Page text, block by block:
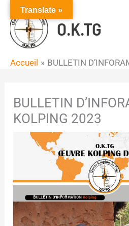
contenu
O.K.TG
Accueil BULLETIN
BULLETIN
KOLPING 2023
Translate »